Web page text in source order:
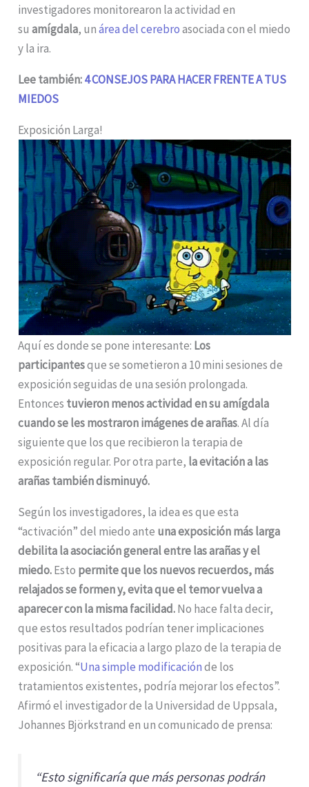
investigadores monitorearon la actividad en
suamígdala, unárea del cerebroasociada con el miedo
y la ira.
Lee también:4 CONSEJOS PARA HACER FRENTE A TUS
MIEDOS
Exposición Larga!
Aquí es donde se pone interesante: Los
participantesque se sometieron a 10 mini sesiones de
exposición seguidas de una sesión prolongada.
Entonces tuvieron menos actividad en su amígdala
cuando se les mostraron imágenes de arañas. Al día
siguiente que los que recibieron la terapia de
exposición regular. Por otra parte, la evitación a las
arañas también disminuyó.
Según los investigadores, la idea es que esta
“activación” del miedo ante una exposición más larga
debilita la asociación general entre las arañas y el
miedo.Esto permite que los nuevos recuerdos, más
relajados se formen y, evita que el temor vuelva a
aparecer con la misma facilidad.No hace falta decir,
que estos resultados podrían tener implicaciones
positivas para la eficacia a largo plazo de la terapia de
exposición. “Una simple modificaciónde los
tratamientos existentes, podría mejorar los efectos”.
Afirmó el investigador de la Universidad de Uppsala,
Johannes Björkstrand en un comunicado de prensa:
“Esto significaría que más personas podrán